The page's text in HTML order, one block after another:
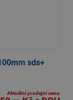
sds+
Aktuální prodejní cena: